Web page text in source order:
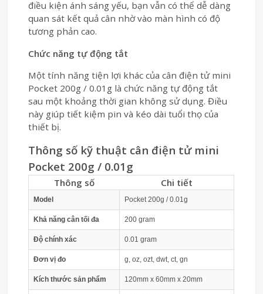
điều kiện ánh sáng yếu, bạn vẫn có thể dễ dàng
quan sát kết quả cân nhờ vào màn hình có độ
tương phản cao.
Chức năng tự động tắt
Một tính năng tiện lợi khác của cân điện tử mini
Pocket 200g / 0.01g là chức năng tự động tắt
sau một khoảng thời gian không sử dụng. Điều
này giúp tiết kiệm pin và kéo dài tuổi thọ của
thiết bị.
Thông số kỹ thuật cân điện tử mini
Pocket 200g / 0.01g
Thông số Chi tiết
Model Pocket 200g / 0.01g
Khả năng cân tối đa 200 gram
Độ chính xác 0.01 gram
Đơn vị đo g, oz, ozt, dwt, ct, gn
Kích thước sản phẩm 120mm x 60mm x 20mm